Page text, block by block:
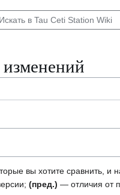
вы хотите сравнить, и
(пред.) — отличия от